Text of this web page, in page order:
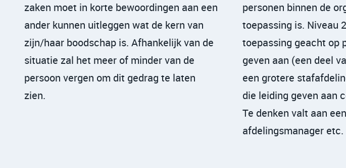
zaken moet in korte bewoordingen aan een
ander kunnen uitleggen wat de kern van
zijn/haar boodschap is. Afhankelijk van de
situatie zal het meer of minder van de
persoon vergen om dit gedrag te laten
zien.
personen binnen de
toepassing is. Niveau
toepassing geacht op
geven aan (een deel
een grotere
die leiding geven aan
Te denken valt aan
afdelingsmanager etc.